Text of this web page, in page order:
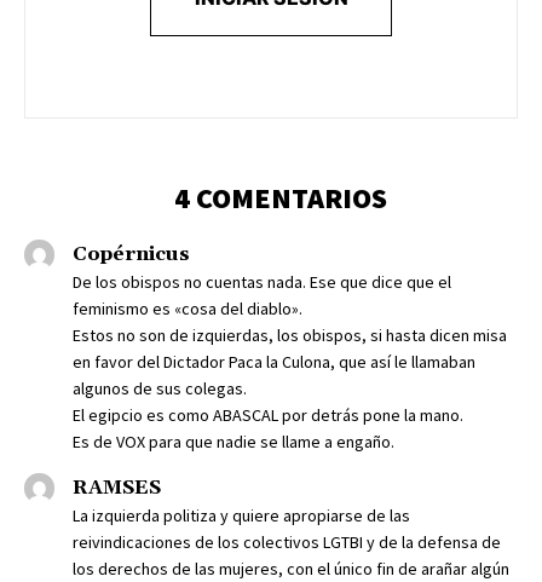
4 COMENTARIOS
Copérnicus
De los obispos no cuentas nada. Ese que dice que el
feminismo es «cosa del diablo».
Estos no son de izquierdas, los obispos, si hasta dicen misa
en favor del Dictador Paca la Culona, que así le llamaban
algunos de sus colegas.
El egipcio es como ABASCAL por detrás pone la mano.
Es de VOX para que nadie se llame a engaño.
RAMSES
La izquierda politiza y quiere apropiarse de las
reivindicaciones de los colectivos LGTBI y de la defensa de
los derechos de las mujeres, con el único fin de arañar algún